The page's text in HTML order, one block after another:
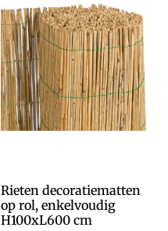
Rieten decoratiematten
op rol, enkelvoudig
H100xL600 cm